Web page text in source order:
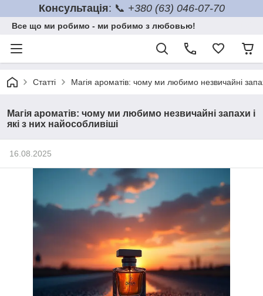
Консультація: 📞 +380 (63) 046-07-70
Все що ми робимо - ми робимо з любовью!
Статті Магія ароматів: чому ми любимо незвичайні
Магія ароматів: чому ми любимо незвичайні запахи і
які з них найособливіші
16.08.2025